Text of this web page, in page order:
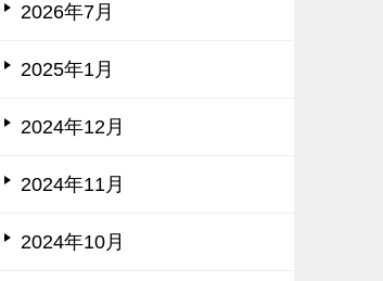
2026年7月
2025年1月
2024年12月
2024年11月
2024年10月